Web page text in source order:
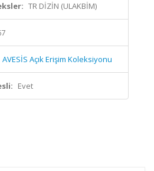
TR DİZİN (ULAKBİM)
AVESİS Açık Erişim Koleksiyonu
Evet